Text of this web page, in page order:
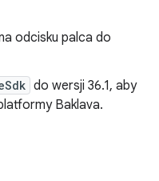
odcisku palca do
do wersji 36.1, aby
Baklava.